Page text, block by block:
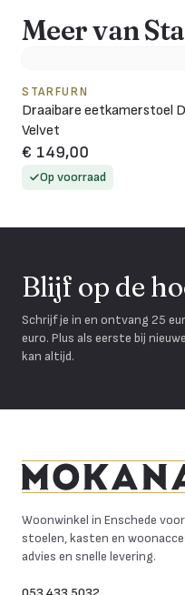
Meer van
STARFURN
Draaibare eetkamerstoel
Velvet
€ 149,00
Op voorraad
Blijf op de
Schrijf je in en ontvang 25
euro. Plus als eerste bij
kan altijd.
Woonwinkel in Enschede
stoelen, kasten en
advies en snelle levering.